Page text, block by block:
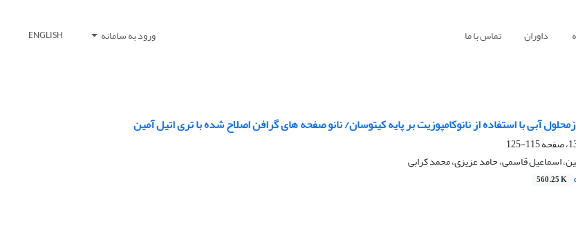
داوران تماس با ما ورود به سامانه ENGLISH
آبی با استفاده از نانوکامپوزیت بر پایه کیتوسان/ نانو صفحه های گرافن اصلاح شده با تری اتیل آمین
115-125
اسماعیل قاسمی، حامد عزیزی، محمد کرابی
560.25 K